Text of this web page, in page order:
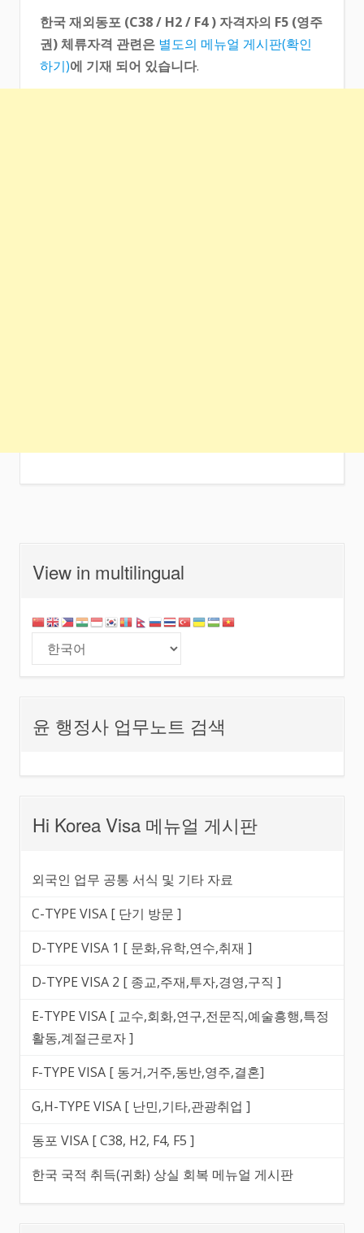
한국 재외동포 (C38 / H2 / F4 ) 자격자의 F5 (영주
권) 체류자격 관련은 별도의 메뉴얼 게시판(확인
하기)에 기재 되어 있습니다.
View in multilingual
윤 행정사 업무노트 검색
Hi Korea Visa 메뉴얼 게시판
외국인 업무 공통 서식 및 기타 자료
C-TYPE VISA [ 단기 방문 ]
D-TYPE VISA 1 [ 문화,유학,연수,취재 ]
D-TYPE VISA 2 [ 종교,주재,투자,경영,구직 ]
E-TYPE VISA [ 교수,회화,연구,전문직,예술흥행,특정
활동,계절근로자 ]
F-TYPE VISA [ 동거,거주,동반,영주,결혼]
G,H-TYPE VISA [ 난민,기타,관광취업 ]
동포 VISA [ C38, H2, F4, F5 ]
한국 국적 취득(귀화) 상실 회복 메뉴얼 게시판